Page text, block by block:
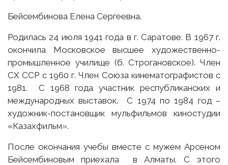
Бейсембинова Елена Сергеевна.
Родилась 24 июля 1941 года в г. Саратове. В 1967 г.
окончила Московское высшее художественно-
промышленное училище (б. Строгановское). Член
СХ ССР с 1960 г. Член Союза кинематографистов с
1981. С 1968 года участник республиканских и
международных выставок. С 1974 по 1984 год –
художник-постановщик мульфильмов киностудии
«Казахфильм».
После окончания учебы вместе с мужем Арсеном
Бейсембиновым приехала в Алматы. С этого